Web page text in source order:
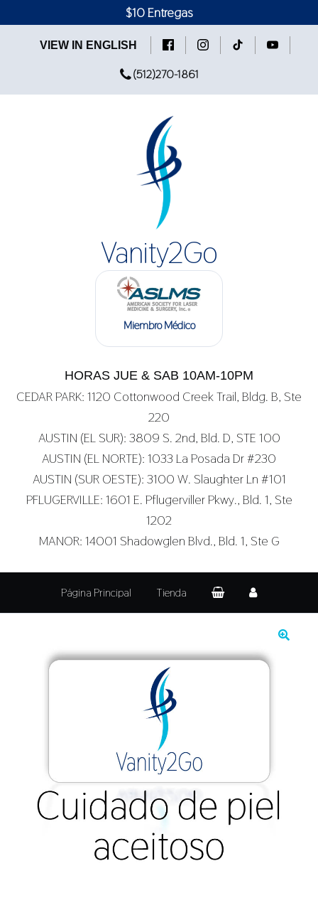
$10 Entregas
VIEW IN ENGLISH
(512)270-1861
Vanity2Go
Miembro Médico
HORAS JUE & SAB 10AM-10PM
CEDAR PARK: 1120 Cottonwood Creek Trail, Bldg. B, Ste
220
AUSTIN (EL SUR): 3809 S. 2nd, Bld. D, STE 100
AUSTIN (EL NORTE): 1033 La Posada Dr #230
AUSTIN (SUR OESTE): 3100 W. Slaughter Ln #101
PFLUGERVILLE: 1601 E. Pflugerviller Pkwy., Bld. 1, Ste
1202
MANOR: 14001 Shadowglen Blvd., Bld. 1, Ste G
Página Principal Tienda